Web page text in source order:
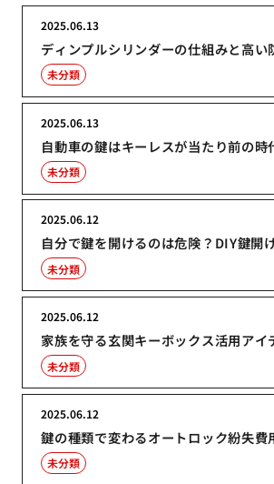
ディンプルシリンダーの仕組みと高い
2025.06.13
未分類
自動車の鍵はキーレスが当たり前の時
2025.06.13
未分類
自分で鍵を開けるのは危険？DIY鍵開
2025.06.12
未分類
家族を守る玄関キーボックス活用アイ
2025.06.12
未分類
鍵の種類で変わるオートロック紛失費
2025.06.12
未分類